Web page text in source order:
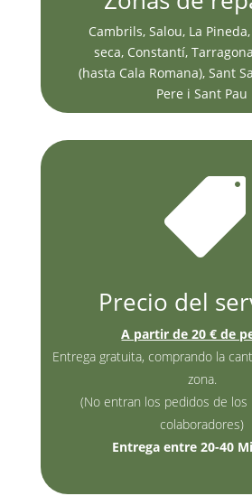
Cambrils, Salou, La
seca, Constantí,
(hasta Cala Romana), Sant
Pere i Sant Pau

Precio del
A partir de 20 € de
Entrega gratuita, comprando la
zona.
(No entran los pedidos de
colaboradores)
Entrega entre 20-40